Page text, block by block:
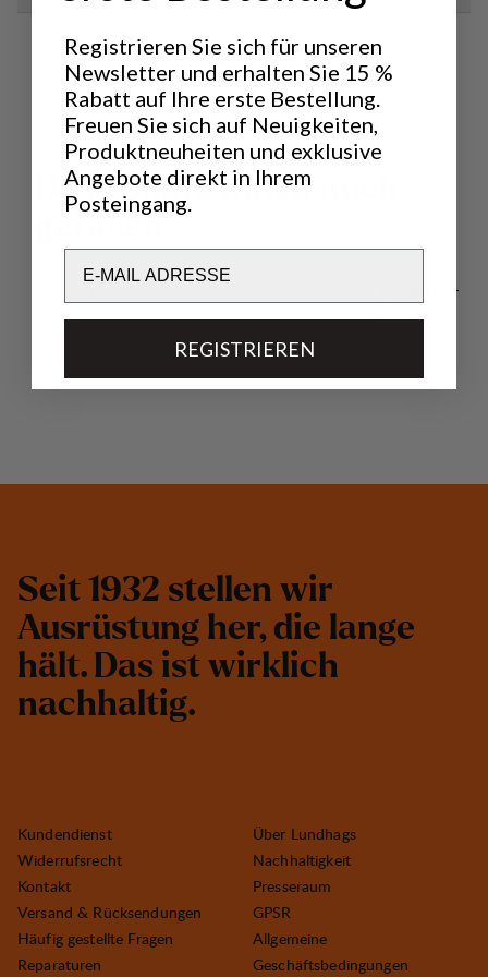
as könnte I h nen
n
Guide Liner
Seit 1932 stellen wir
Ausrüstung her, die lange
hält. Das ist wirklich
nachhaltig.
Kundendienst
Widerrufsrecht
Kontakt
Versand & Rücksendungen
Häufig gestellte Fragen
Reparaturen
Über Lundhags
Nachhaltigkeit
Presseraum
GPSR
Allgemeine
Geschäftsbedingungen
Registrieren Sie sich für unseren
Newsletter und erhalten Sie 15 %
Rabatt auf Ihre erste Bestellung.
Freuen Sie sich auf Neuigkeiten,
Produktneuheiten und exklusive
Angebote direkt in Ihrem
Posteingang.
REGISTRIEREN